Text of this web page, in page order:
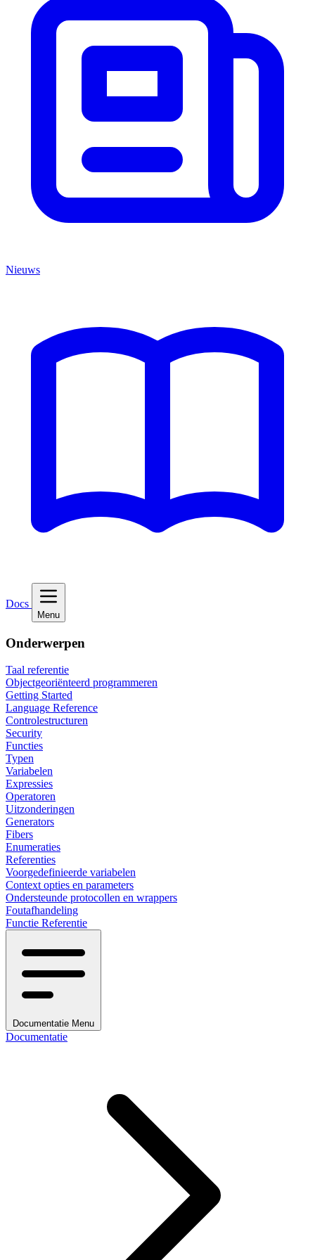
Nieuws
Docs
Menu
Onderwerpen
Taal referentie
Objectgeoriënteerd programmeren
Getting Started
Language Reference
Controlestructuren
Security
Functies
Typen
Variabelen
Expressies
Operatoren
Uitzonderingen
Generators
Fibers
Enumeraties
Referenties
Voorgedefinieerde variabelen
Context opties en parameters
Ondersteunde protocollen en wrappers
Foutafhandeling
Functie Referentie
Documentatie Menu
Documentatie